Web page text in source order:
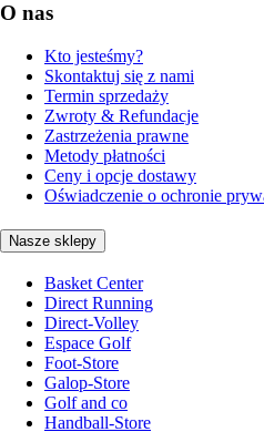
O nas
Kto jesteśmy?
Skontaktuj się z nami
Termin sprzedaży
Zwroty & Refundacje
Zastrzeżenia prawne
Metody płatności
Ceny i opcje dostawy
Oświadczenie o ochronie
Nasze sklepy
Basket Center
Direct Running
Direct-Volley
Espace Golf
Foot-Store
Galop-Store
Golf and co
Handball-Store